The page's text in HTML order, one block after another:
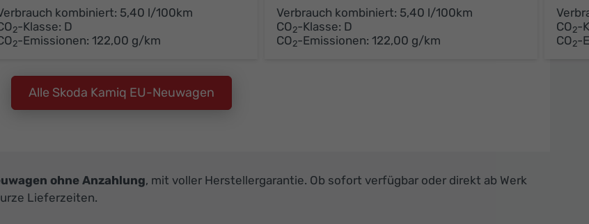
kombiniert: 5,40 l/100km
2-Klasse: D
2-Emissionen: 122,00 g/km
Verbrauch kombiniert: 5,40 l/100km
CO2-Klasse: D
CO2-Emissionen: 122,00 g/km
CO2-
CO2-
Alle Skoda Kamiq EU-Neuwagen
ohne Anzahlung, mit voller Herstellergarantie. Ob sofort verfügbar oder direkt ab Werk
Lieferzeiten.